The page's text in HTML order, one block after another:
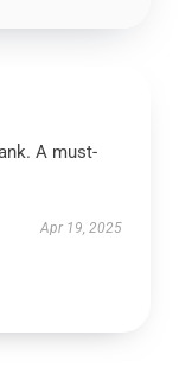
A must-
Apr 19, 2025